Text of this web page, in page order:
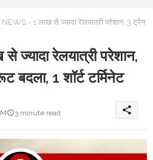
- 1 लाख से ज्यादा रेलयात्री परेशान, 3 ट्रेन
ज्यादा रेलयात्री परेशान,
बदला, 1 शॉर्ट टर्मिनेट
3 minute read share